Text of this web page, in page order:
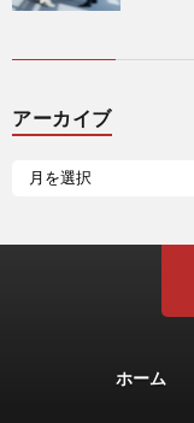
アーカイブ
ホーム